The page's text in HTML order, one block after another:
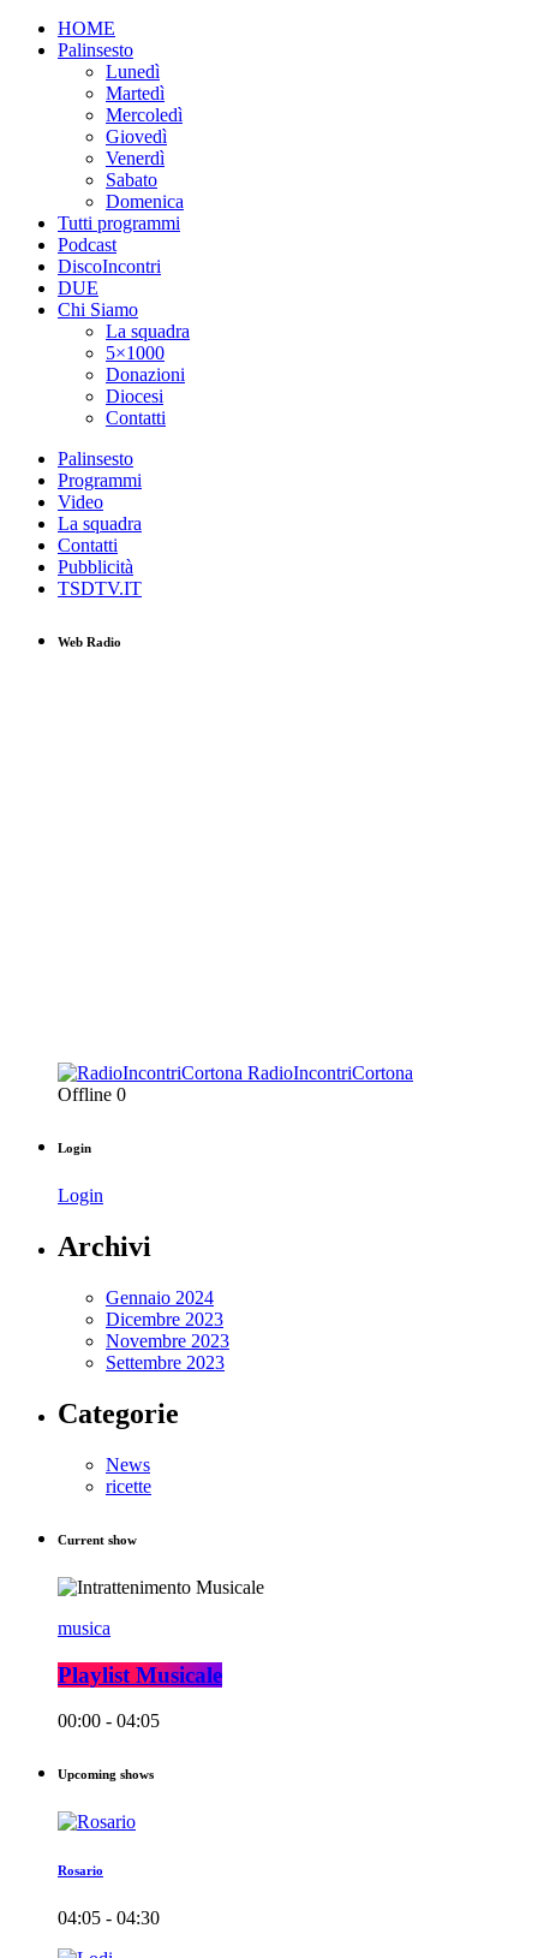
HOME
Palinsesto
Lunedì
Martedì
Mercoledì
Giovedì
Venerdì
Sabato
Domenica
Tutti programmi
Podcast
DiscoIncontri
DUE
Chi Siamo
La squadra
5×1000
Donazioni
Diocesi
Contatti
Palinsesto
Programmi
Video
La squadra
Contatti
Pubblicità
TSDTV.IT
Web Radio
RadioIncontriCortona
Offline 0
Login
Login
Archivi
Gennaio 2024
Dicembre 2023
Novembre 2023
Settembre 2023
Categorie
News
ricette
Current show
musica
Playlist Musicale
00:00 - 04:05
Upcoming shows
Rosario
04:05 - 04:30